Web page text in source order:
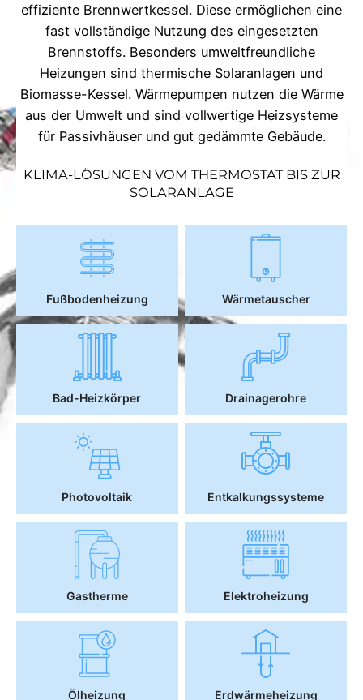
effiziente Brennwertkessel. Diese ermöglichen eine
fast vollständige Nutzung des eingesetzten
Brennstoffs. Besonders umweltfreundliche
Heizungen sind thermische Solaranlagen und
Biomasse-Kessel. Wärmepumpen nutzen die Wärme
aus der Umwelt und sind vollwertige Heizsysteme
für Passivhäuser und gut gedämmte Gebäude.
KLIMA-LÖSUNGEN VOM THERMOSTAT BIS ZUR
SOLARANLAGE
Fußbodenheizung Wärmetauscher
Bad-Heizkörper Drainagerohre
Photovoltaik Entkalkungssysteme
Gastherme Elektroheizung
Ölheizung Erdwärmeheizung